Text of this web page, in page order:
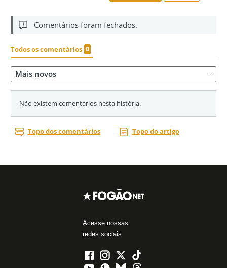
Acesse nossas
redes sociais